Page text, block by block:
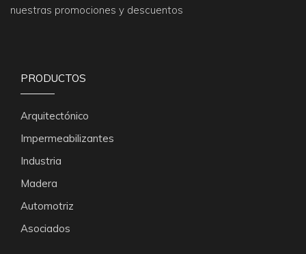
nuestras promociones y descuentos
PRODUCTOS
Arquitectónico
Impermeabilizantes
Industria
Madera
Automotriz
Asociados